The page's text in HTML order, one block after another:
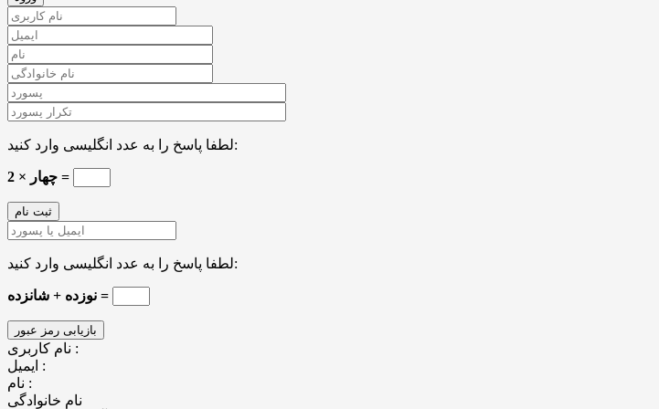
لطفا پاسخ را به عدد انگلیسی وارد کنید:
چهار × 2 =
لطفا پاسخ را به عدد انگلیسی وارد کنید:
نوزده + شانزده =
نام کاربری :
ایمیل :
نام :
نام خانوادگی